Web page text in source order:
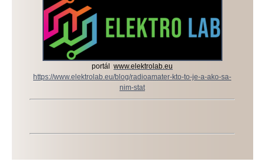
portál www.elektrolab.eu
https://www.elektrolab.eu/blog/radioamater-kto-to-je-a-ako-sa-
nim-stat